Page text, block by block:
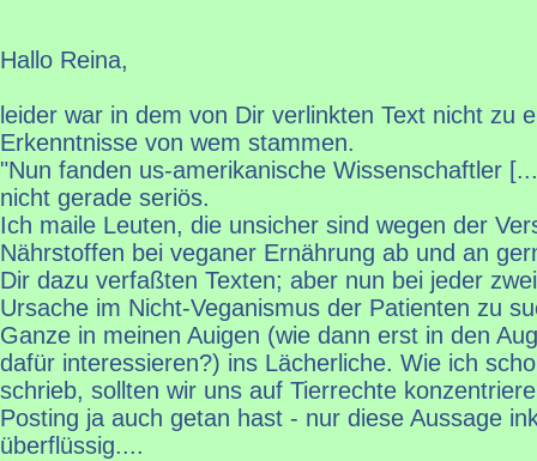
Hallo Reina,
leider war in dem von Dir verlinkten Text nicht zu
Erkenntnisse von wem stammen.
"Nun fanden us-amerikanische Wissenschaftler
nicht gerade seriös.
Ich maile Leuten, die unsicher sind wegen der
Nährstoffen bei veganer Ernährung ab und an
Dir dazu verfaßten Texten; aber nun bei jeder
Ursache im Nicht-Veganismus der Patienten zu
Ganze in meinen Auigen (wie dann erst in den
dafür interessieren?) ins Lächerliche. Wie ich
schrieb, sollten wir uns auf Tierrechte
Posting ja auch getan hast - nur diese Aussage
überflüssig....